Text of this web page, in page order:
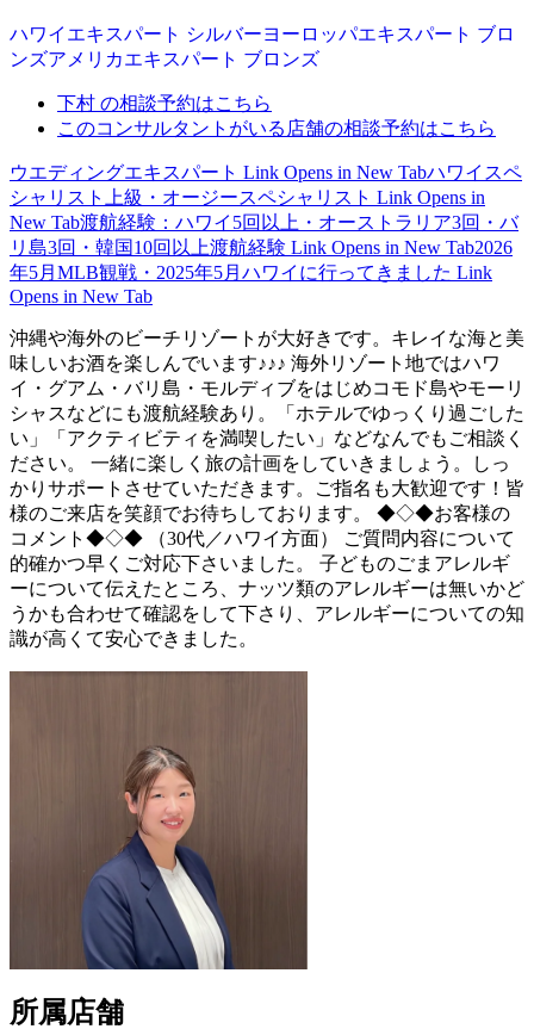
ハワイ エキスパート シルバーヨーロッパエキスパート ブロ
ンズアメリカエキスパート ブロンズ
下村 の相談予約はこちら
このコンサルタントがいる店舗の相談予約はこちら
ウエディングエキスパート Link Opens in New Tabハワイスペ
シャリスト上級・オージースペシャリスト Link Opens in
New Tab渡航経験：ハワイ5回以上・オーストラリア3回・バ
リ島3回・韓国10回以上渡航経験 Link Opens in New Tab2026
年5月MLB観戦・2025年5月ハワイに行ってきました Link
Opens in New Tab
沖縄や海外のビーチリゾートが大好きです。キレイな海と美
味しいお酒を楽しんでいます♪♪♪ 海外リゾート地ではハワ
イ・グアム・バリ島・モルディブをはじめコモド島やモーリ
シャスなどにも渡航経験あり。「ホテルでゆっくり過ごした
い」「アクティビティを満喫したい」などなんでもご相談く
ださい。 一緒に楽しく旅の計画をしていきましょう。しっ
かりサポートさせていただきます。ご指名も大歓迎です！皆
様のご来店を笑顔でお待ちしております。 ◆◇◆お客様の
コメント◆◇◆ （30代／ハワイ方面） ご質問内容について
的確かつ早くご対応下さいました。 子どものごまアレルギ
ーについて伝えたところ、ナッツ類のアレルギーは無いかど
うかも合わせて確認をして下さり、アレルギーについての知
識が高くて安心できました。
所属店舗